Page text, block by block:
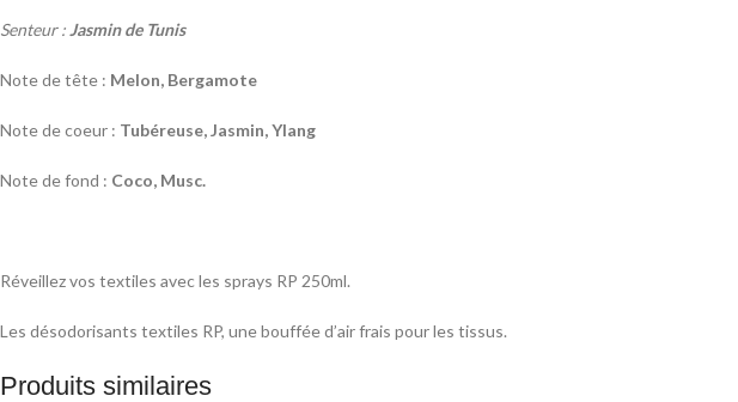
Senteur : Jasmin de Tunis
Note de tête : Melon, Bergamote
Note de coeur : Tubéreuse, Jasmin, Ylang
Note de fond : Coco, Musc.
Réveillez vos textiles avec les sprays RP 250ml.
Les désodorisants textiles RP, une bouffée d’air frais pour les tissus.
Produits similaires